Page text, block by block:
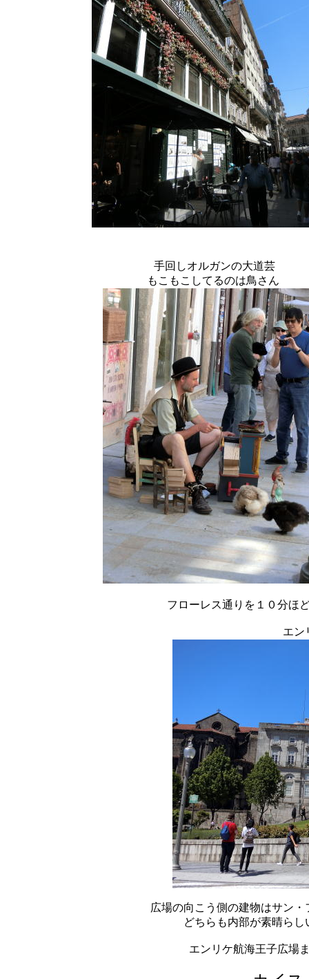
手回しオルガンの大道芸
もこもこしてるのは鳥さん
フローレス通りを１０分ほ
エン
広場の向こう側の建物はサン
どちらも内部が素晴らし
エンリケ航海王子広場